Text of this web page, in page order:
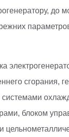
до
сгорания,
системами
блоком